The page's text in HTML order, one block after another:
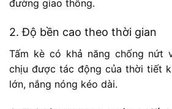
đường giao thông.
2. Độ bền cao theo thời gian
Tấm kè có khả năng chống nứt
chịu được tác động của thời tiết
lớn, nắng nóng kéo dài.